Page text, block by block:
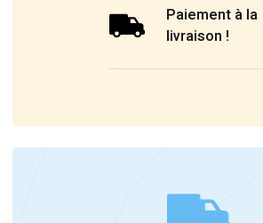
Paiement à la
livraison !